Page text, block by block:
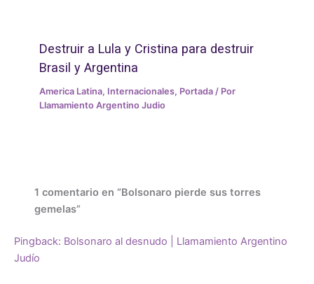
Destruir a Lula y Cristina para destruir
Brasil y Argentina
America Latina, Internacionales, Portada / Por
Llamamiento Argentino Judio
1 comentario en “Bolsonaro pierde sus torres
gemelas”
Pingback: Bolsonaro al desnudo | Llamamiento Argentino
Judío